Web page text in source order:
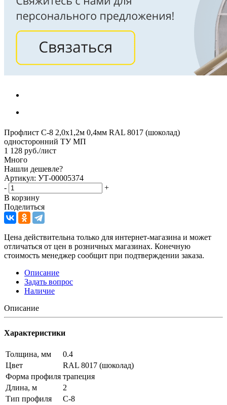
Профлист С-8 2,0х1,2м 0,4мм RAL 8017 (шоколад)
односторонний ТУ МП
1 128 руб./лист
Много
Нашли дешевле?
Артикул: УТ-00005374
-
+
В корзину
Поделиться
Цена действительна только для интернет-магазина и может
отличаться от цен в розничных магазинах. Конечную
стоимость менеджер сообщит при подтверждении заказа.
Описание
Задать вопрос
Наличие
Описание
Характеристики
Толщина, мм
0.4
Цвет
RAL 8017 (шоколад)
Форма профиля трапеция
Длина, м
2
Тип профиля
С-8